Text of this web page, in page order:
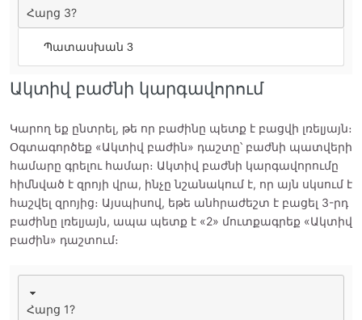
Հարց 3?
Պատասխան 3
Ակտիվ բաժնի կարգավորում
Կարող եք ընտրել, թե որ բաժինը պետք է բացվի լռելյայն։
Օգտագործեք «Ակտիվ բաժին» դաշտը՝ բաժնի պատվերի
համարը գրելու համար։ Ակտիվ բաժնի կարգավորումը
հիմնված է զրոյի վրա, ինչը նշանակում է, որ այն սկսում է
հաշվել զրոյից։ Այսպիսով, եթե անհրաժեշտ է բացել 3-րդ
բաժինը լռելյայն, ապա պետք է «2» մուտքագրեք «Ակտիվ
բաժին» դաշտում։
Հարց 1?